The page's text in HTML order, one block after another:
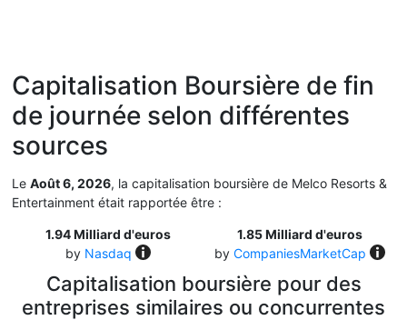
Capitalisation Boursière de fin
de journée selon différentes
sources
Le Août 6, 2026, la capitalisation boursière de Melco Resorts &
Entertainment était rapportée être :
1.94 Milliard d'euros
by Nasdaq
1.85 Milliard d'euros
by CompaniesMarketCap
Capitalisation boursière pour des
entreprises similaires ou concurrentes